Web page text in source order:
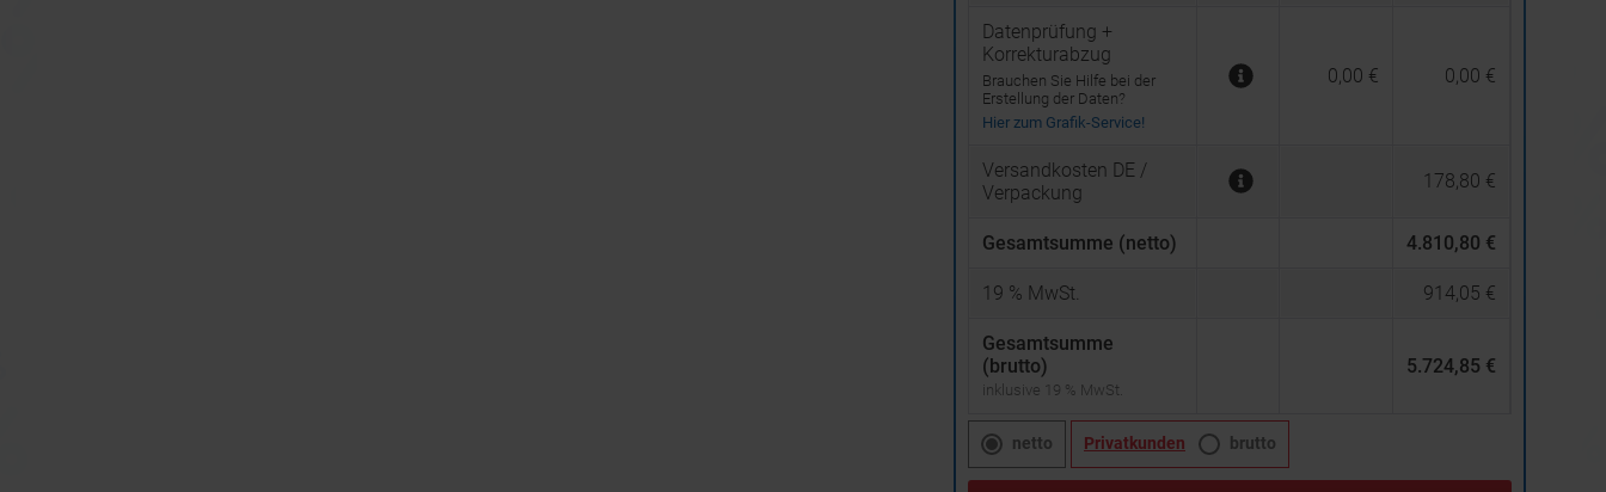
Datenprüfung +
Korrekturabzug
Brauchen Sie Hilfe bei der
Erstellung der Daten?
Hier zum Grafik-Service!
0,00 € 0,00 €
Versandkosten DE /
Verpackung
178,80 €
Gesamtsumme (netto) 4.810,80 €
19 % MwSt. 914,05 €
Gesamtsumme
(brutto)
inklusive 19 % MwSt.
5.724,85 €
netto Privatkunden brutto